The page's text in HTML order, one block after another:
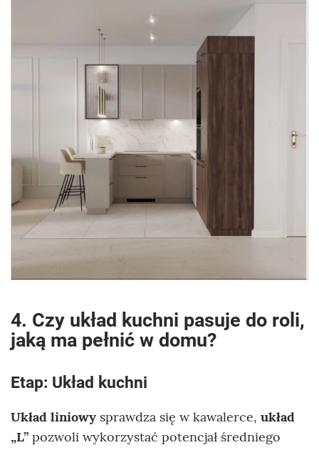
4. Czy układ kuchni pasuje do roli,
jaką ma pełnić w domu?
Etap: Układ kuchni
Układ liniowy sprawdza się w kawalerce, układ
„L” pozwoli wykorzystać potencjał średniego